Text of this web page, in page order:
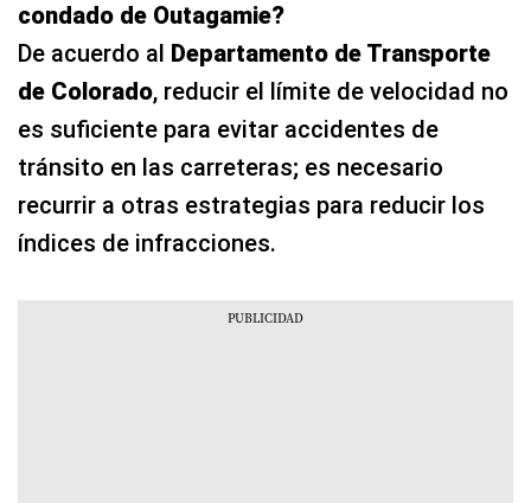
condado de Outagamie?
De acuerdo al Departamento de Transporte
de Colorado, reducir el límite de velocidad no
es suficiente para evitar accidentes de
tránsito en las carreteras; es necesario
recurrir a otras estrategias para reducir los
índices de infracciones.